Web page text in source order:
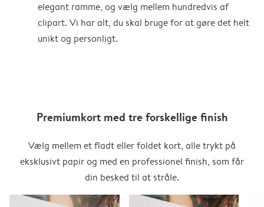
elegant ramme, og vælg mellem hundredvis af
clipart. Vi har alt, du skal bruge for at gøre det helt
unikt og personligt.
Premiumkort med tre forskellige finish
Vælg mellem et fladt eller foldet kort, alle trykt på
eksklusivt papir og med en professionel finish, som får
din besked til at stråle.